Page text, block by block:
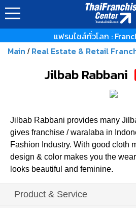
แฟรนไชส์ทั่วโลก :
Main / Real Estate & Retail
Jilbab Rabbani
Jilbab Rabbani provides many
gives franchise / waralaba in
Fashion Industry. With good cloth
design & color makes you the
looks beautiful and feminine.
Product & Service